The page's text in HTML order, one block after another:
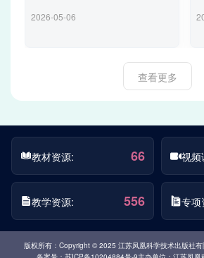
2026-05-06
查看更多
教材资源: 66 视频
教学资源: 556 专项
版权所有：Copyright © 2025 江苏凤凰科学技术出版社